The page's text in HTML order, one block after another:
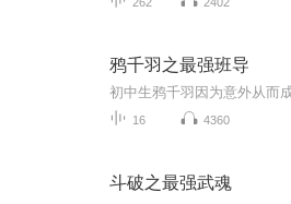
鸦千羽之最强班导
16 4360
斗破之最强武魂